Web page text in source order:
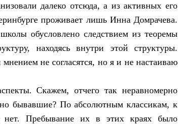
далеко отсюда, а из активных его
проживает лишь Инна Домрачева.
обусловлено следствием из теоремы
находясь внутри этой структуры.
не согласятся, но я и не настаиваю
Скажем, отчего так неравномерно
бывавшие? По абсолютным классикам, к
нет. Пребывание их в этих краях было